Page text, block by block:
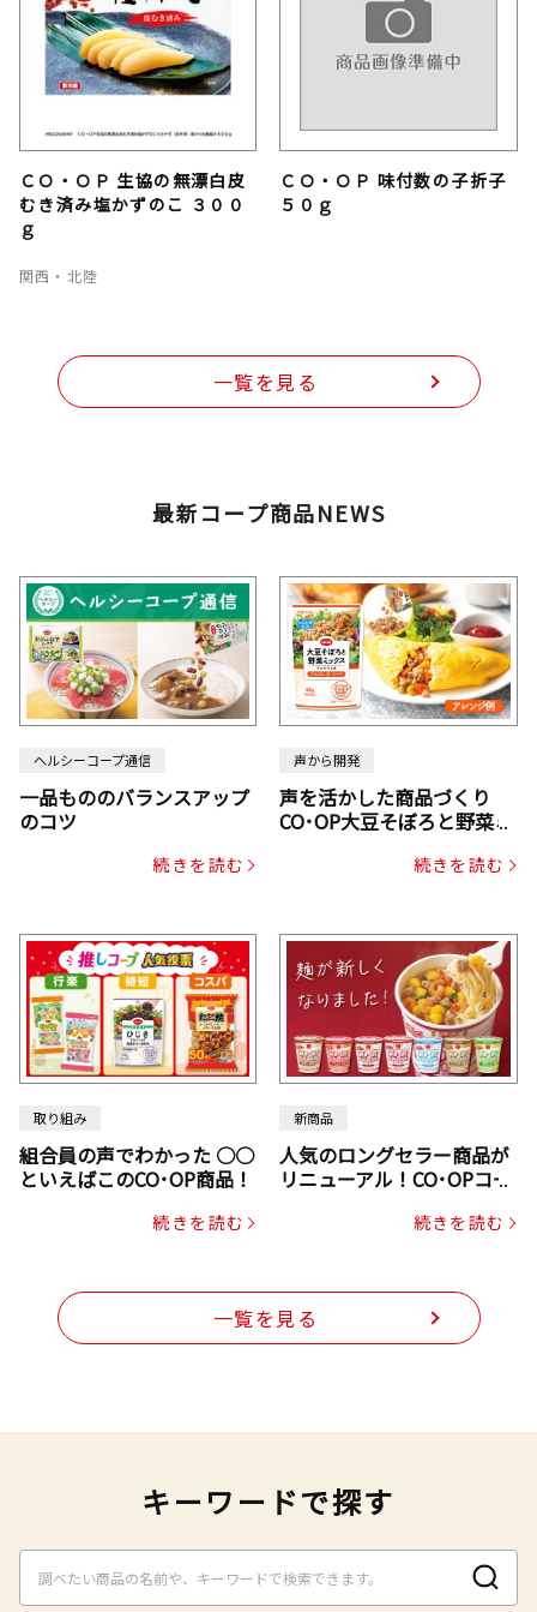
ＣＯ・ＯＰ 生協の無漂白皮
むき済み塩かずのこ ３００
ｇ
関西・北陸
ＣＯ・ＯＰ 味付数の子折子
５０ｇ
一覧を見る
最新コープ商品NEWS
ヘルシーコープ通信
一品もののバランスアップ
のコツ
続きを読む
声から開発
声を活かした商品づくり
CO･OP大豆そぼろと野菜ミ
じん・コーン入り）続きを読む
取り組み
組合員の声でわかった ○○
といえばこのCO･OP商品！
続きを読む
新商品
人気のロングセラー商品が
リニューアル！CO･OPコー
続きを読む
一覧を見る
キーワードで探す